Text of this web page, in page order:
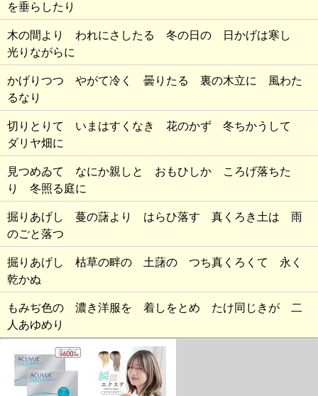
を垂らしたり
木の間より われにさしたる 冬の日の 日かげは寒し
光りながらに
かげりつつ やがて冷く 曇りたる 裏の木立に 風わた
るなり
切りとりて いまはすくなき 花のかず 冬ちかうして
ダリヤ畑に
見つめゐて なにか親しと おもひしか ころげ落ちた
り 冬照る庭に
掘りあげし 蔓の藷より はらひ落す 真くろき土は 雨
のごと落つ
掘りあげし 枯草の畔の 土藷の つち真くろくて 永く
乾かぬ
もみぢ色の 濃き洋服を 着しをとめ たけ同じきが 二
人あゆめり